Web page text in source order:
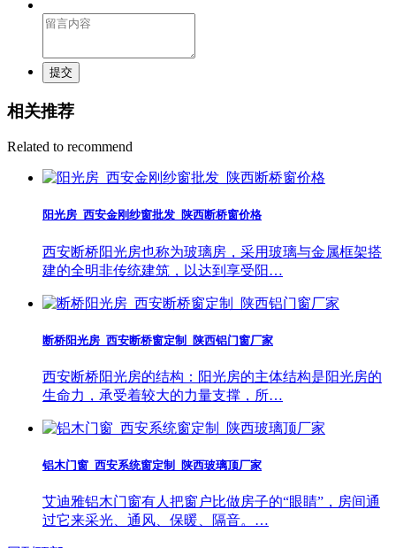
提交
相关推荐
Related to recommend
阳光房_西安金刚纱窗批发_陕西断桥窗价格
西安断桥阳光房也称为玻璃房，采用玻璃与金属框架搭
建的全明非传统建筑，以达到享受阳…
断桥阳光房_西安断桥窗定制_陕西铝门窗厂家
西安断桥阳光房的结构：阳光房的主体结构是阳光房的
生命力，承受着较大的力量支撑，所…
铝木门窗_西安系统窗定制_陕西玻璃顶厂家
艾迪雅铝木门窗有人把窗户比做房子的“眼睛”，房间通
过它来采光、通风、保暖、隔音。…